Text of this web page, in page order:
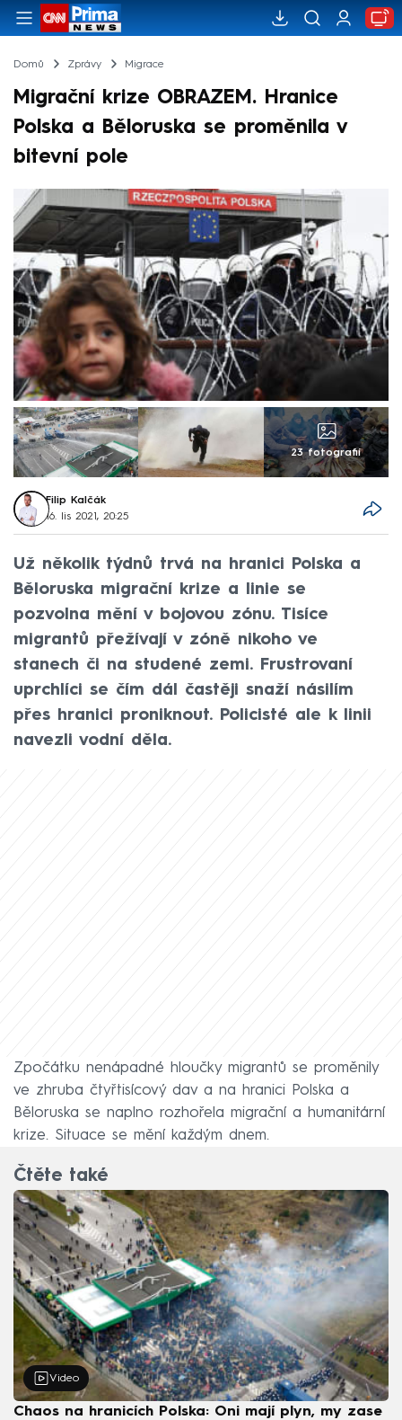
Domů Zprávy Migrace
Migrační krize OBRAZEM. Hranice
Polska a Běloruska se proměnila v
bitevní pole
23 fotografií
Filip Kalčák
16. lis 2021, 20:25
Už několik týdnů trvá na hranici Polska a
Běloruska migrační krize a linie se
pozvolna mění v bojovou zónu. Tisíce
migrantů přežívají v zóně nikoho ve
stanech či na studené zemi. Frustrovaní
uprchlíci se čím dál častěji snaží násilím
přes hranici proniknout. Policisté ale k linii
navezli vodní děla.
Zpočátku nenápadné hloučky migrantů se proměnily
ve zhruba čtyřtisícový dav a na hranici Polska a
Běloruska se naplno rozhořela migrační a humanitární
krize. Situace se mění každým dnem.
Čtěte také
Video
Chaos na hranicích Polska: Oni mají plyn, my zase